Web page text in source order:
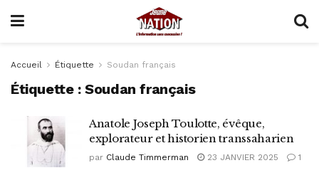
Accueil Étiquette Soudan français
Étiquette :Soudan français
Anatole Joseph Toulotte, évêque,
explorateur et historien transsaharien
par Claude Timmerman 23 JANVIER 2025 1